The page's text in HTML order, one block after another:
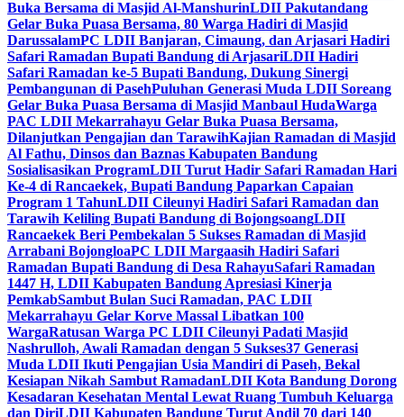
Buka Bersama di Masjid Al-ManshurinLDII Pakutandang
Gelar Buka Puasa Bersama, 80 Warga Hadiri di Masjid
DarussalamPC LDII Banjaran, Cimaung, dan Arjasari Hadiri
Safari Ramadan Bupati Bandung di ArjasariLDII Hadiri
Safari Ramadan ke-5 Bupati Bandung, Dukung Sinergi
Pembangunan di PasehPuluhan Generasi Muda LDII Soreang
Gelar Buka Puasa Bersama di Masjid Manbaul HudaWarga
PAC LDII Mekarrahayu Gelar Buka Puasa Bersama,
Dilanjutkan Pengajian dan TarawihKajian Ramadan di Masjid
Al Fathu, Dinsos dan Baznas Kabupaten Bandung
Sosialisasikan ProgramLDII Turut Hadir Safari Ramadan Hari
Ke-4 di Rancaekek, Bupati Bandung Paparkan Capaian
Program 1 TahunLDII Cileunyi Hadiri Safari Ramadan dan
Tarawih Keliling Bupati Bandung di BojongsoangLDII
Rancaekek Beri Pembekalan 5 Sukses Ramadan di Masjid
Arrabani BojongloaPC LDII Margaasih Hadiri Safari
Ramadan Bupati Bandung di Desa RahayuSafari Ramadan
1447 H, LDII Kabupaten Bandung Apresiasi Kinerja
PemkabSambut Bulan Suci Ramadan, PAC LDII
Mekarrahayu Gelar Korve Massal Libatkan 100
WargaRatusan Warga PC LDII Cileunyi Padati Masjid
Nashrulloh, Awali Ramadan dengan 5 Sukses37 Generasi
Muda LDII Ikuti Pengajian Usia Mandiri di Paseh, Bekal
Kesiapan Nikah Sambut RamadanLDII Kota Bandung Dorong
Kesadaran Kesehatan Mental Lewat Ruang Tumbuh Keluarga
dan DiriLDII Kabupaten Bandung Turut Andil 70 dari 140